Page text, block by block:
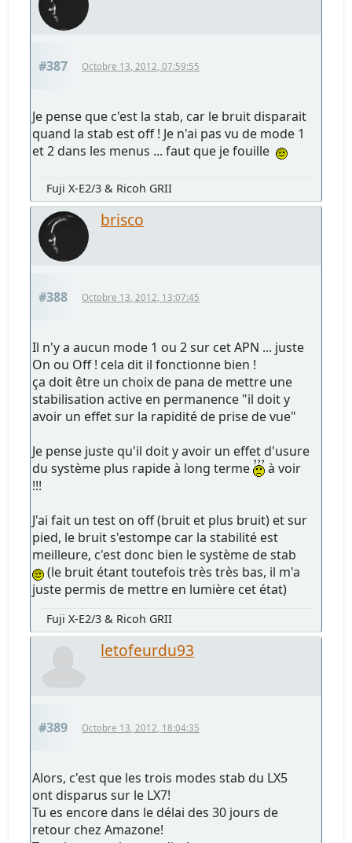
#387 Octobre 13, 2012, 07:59:55
Je pense que c'est la stab, car le bruit disparait
quand la stab est off ! Je n'ai pas vu de mode 1
et 2 dans les menus ... faut que je fouille
Fuji X-E2/3 & Ricoh GRII
brisco
#388 Octobre 13, 2012, 13:07:45
Il n'y a aucun mode 1 ou 2 sur cet APN ... juste
On ou Off ! cela dit il fonctionne bien !
ça doit être un choix de pana de mettre une
stabilisation active en permanence "il doit y
avoir un effet sur la rapidité de prise de vue"
Je pense juste qu'il doit y avoir un effet d'usure
du système plus rapide à long terme
à voir
!!!
J'ai fait un test on off (bruit et plus bruit) et sur
pied, le bruit s'estompe car la stabilité est
meilleure, c'est donc bien le système de stab
(le bruit étant toutefois très très bas, il m'a
juste permis de mettre en lumière cet état)
Fuji X-E2/3 & Ricoh GRII
letofeurdu93
#389 Octobre 13, 2012, 18:04:35
Alors, c'est que les trois modes stab du LX5
ont disparus sur le LX7!
Tu es encore dans le délai des 30 jours de
retour chez Amazone!